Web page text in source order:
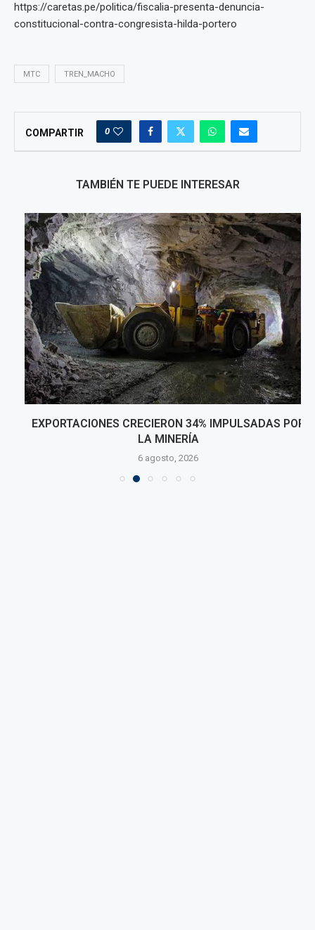
https://caretas.pe/politica/fiscalia-presenta-denuncia-
constitucional-contra-congresista-hilda-portero
MTC TREN_MACHO
COMPARTIR 0
TAMBIÉN TE PUEDE INTERESAR
EXPORTACIONES CRECIERON 34% IMPULSADAS POR
LA MINERÍA
6 agosto, 2026